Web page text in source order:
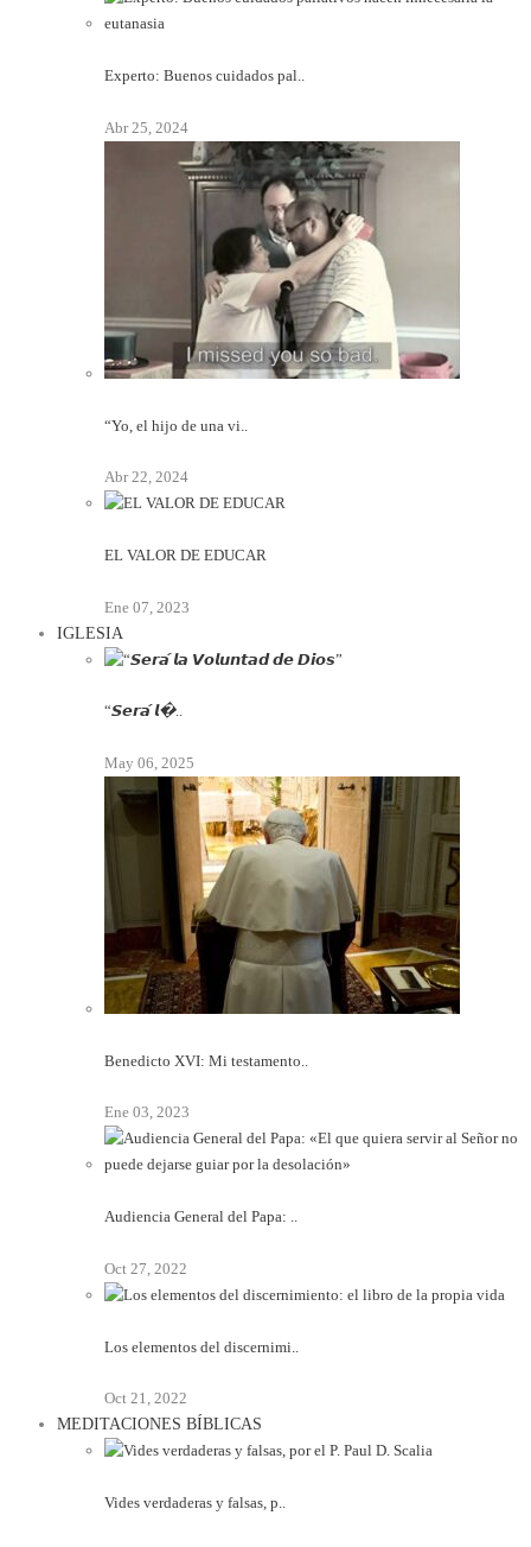
Experto: Buenos cuidados pal..
Abr 25, 2024
“Yo, el hijo de una vi..
Abr 22, 2024
EL VALOR DE EDUCAR
Ene 07, 2023
IGLESIA
“𝙎𝙚𝙧𝙖́ 𝙡�..
May 06, 2025
Benedicto XVI: Mi testamento..
Ene 03, 2023
Audiencia General del Papa: ..
Oct 27, 2022
Los elementos del discernimi..
Oct 21, 2022
MEDITACIONES BÍBLICAS
Vides verdaderas y falsas, p..